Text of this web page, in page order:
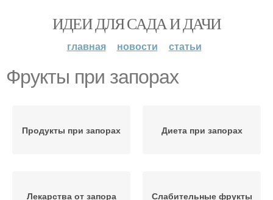
ИДЕИ ДЛЯ САДА И ДАЧИ
главная новости статьи
Фрукты при запорах
Продукты при запорах Диета при запорах
Лекарства от запора Слабительные фрукты